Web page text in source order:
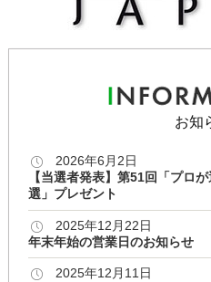
お知
2026年6月2日
【当選者発表】第51回「プロ
選」プレゼント
2025年12月22日
年末年始の営業日のお知らせ
2025年12月11日